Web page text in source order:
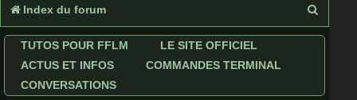
Index du forum
e
TUTOS POUR FFLM
LE SITE OFFICIEL
ACTUS ET INFOS
COMMANDES TERMINAL
CONVERSATIONS